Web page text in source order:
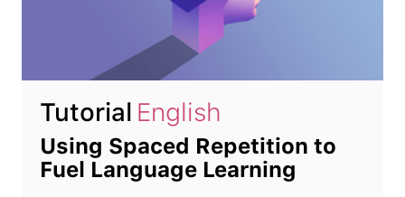
Tutorial English
Using Spaced Repetition to
Fuel Language Learning